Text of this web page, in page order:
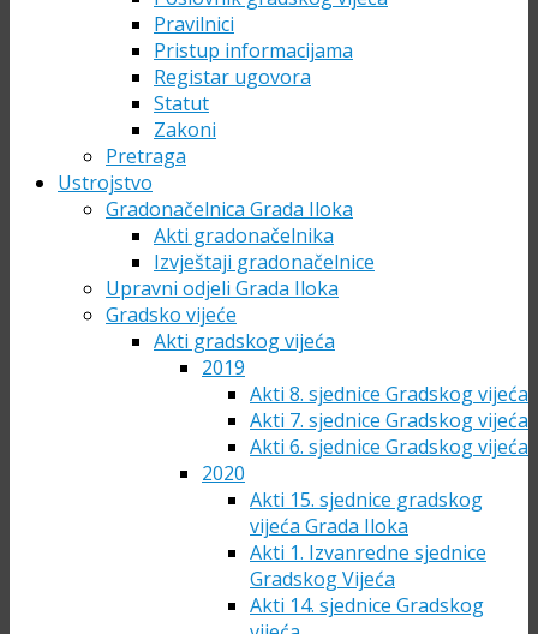
Pravilnici
Pristup informacijama
Registar ugovora
Statut
Zakoni
Pretraga
Ustrojstvo
Gradonačelnica Grada Iloka
Akti gradonačelnika
Izvještaji gradonačelnice
Upravni odjeli Grada Iloka
Gradsko vijeće
Akti gradskog vijeća
2019
Akti 8. sjednice Gradskog vijeća
Akti 7. sjednice Gradskog vijeća
Akti 6. sjednice Gradskog vijeća
2020
Akti 15. sjednice gradskog
vijeća Grada Iloka
Akti 1. Izvanredne sjednice
Gradskog Vijeća
Akti 14. sjednice Gradskog